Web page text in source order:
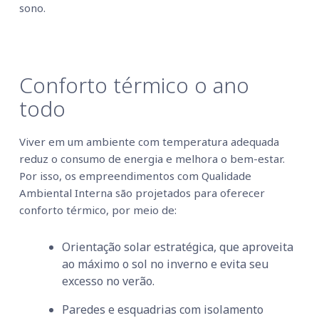
sono.
Conforto térmico o ano
todo
Viver em um ambiente com temperatura adequada
reduz o consumo de energia e melhora o bem-estar.
Por isso, os empreendimentos com Qualidade
Ambiental Interna são projetados para oferecer
conforto térmico, por meio de:
Orientação solar estratégica, que aproveita
ao máximo o sol no inverno e evita seu
excesso no verão.
Paredes e esquadrias com isolamento